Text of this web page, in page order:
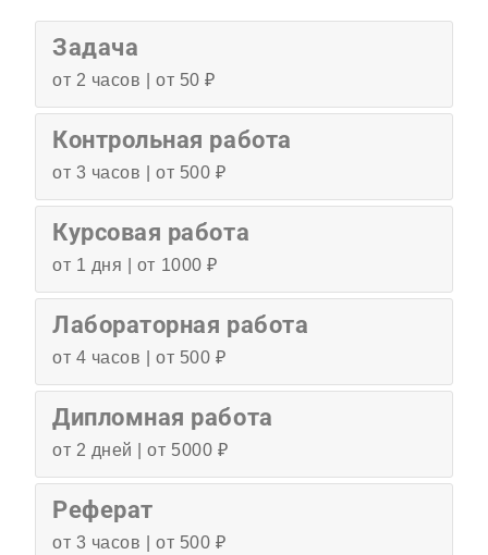
Задача
от 2 часов | от 50 ₽
Контрольная работа
от 3 часов | от 500 ₽
Курсовая работа
от 1 дня | от 1000 ₽
Лабораторная работа
от 4 часов | от 500 ₽
Дипломная работа
от 2 дней | от 5000 ₽
Реферат
от 3 часов | от 500 ₽